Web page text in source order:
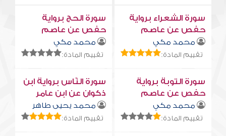
سورة الشعراء برواية
حفص عن عاصم
محمد مكي
تقييم المادة:
سورة الحج برواية
حفص عن عاصم
محمد مكي
تقييم المادة:
سورة التوبة برواية
حفص عن عاصم
محمد مكي
تقييم المادة:
سورة النّاس برواية ابن
ذكوان عن ابن عامر
محمد يحيى طاهر
تقييم المادة: